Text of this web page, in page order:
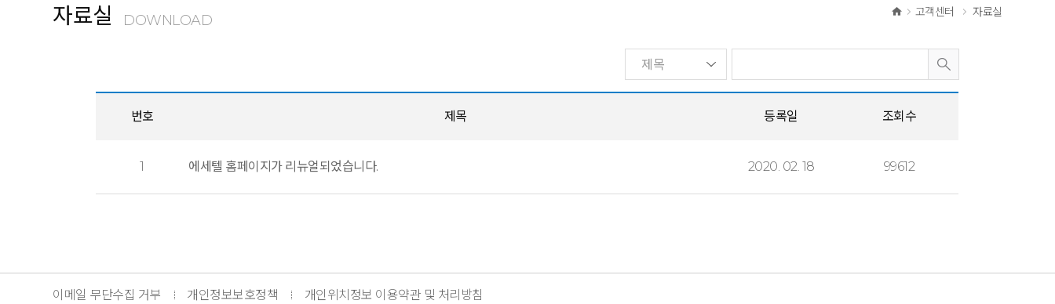
자료실 DOWNLOAD
고객센터 자료실
번호 제목 등록일 조회수
1 에세텔 홈페이지가 리뉴얼되었습니다. 2020. 02. 18 99612
이메일 무단수집 거부 개인정보보호정책 개인위치정보 이용약관 및 처리방침